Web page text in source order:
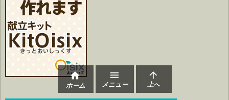

ホーム

メニュー

上へ